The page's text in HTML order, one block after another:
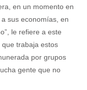
en un momento en
sus economías, en
le refiere a este
trabaja estos
por grupos
gente que no